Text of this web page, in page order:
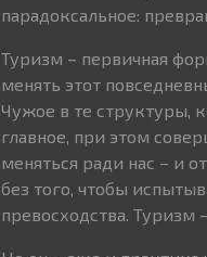
парадоксальное:
Туризм – первичная
менять этот
Чужое в те структуры,
главное, при этом
меняться ради нас – и
без того, чтобы
превосходства. Туризм